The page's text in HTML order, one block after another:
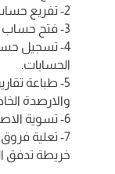
2- تفريع حساب الاعتمادات المستندية بحسب البنك والعميل.
3- فتح حساب التزامات اعتمادات مستندية ضمن الالتزامات المتداولة في دليل الحسابات وتفريعه حسب البنك.
4- تسجيل
الحسابات.
5- طباعة
والارصدة
6- تسوية الاصول والالتزامات المتداولة عند السداد.
7- تعلية فروق العملات عند السداد الفعلي للموردين الخارجيين واثبات فروق العملة من ارباح او خسائر.
خريطة تدفق